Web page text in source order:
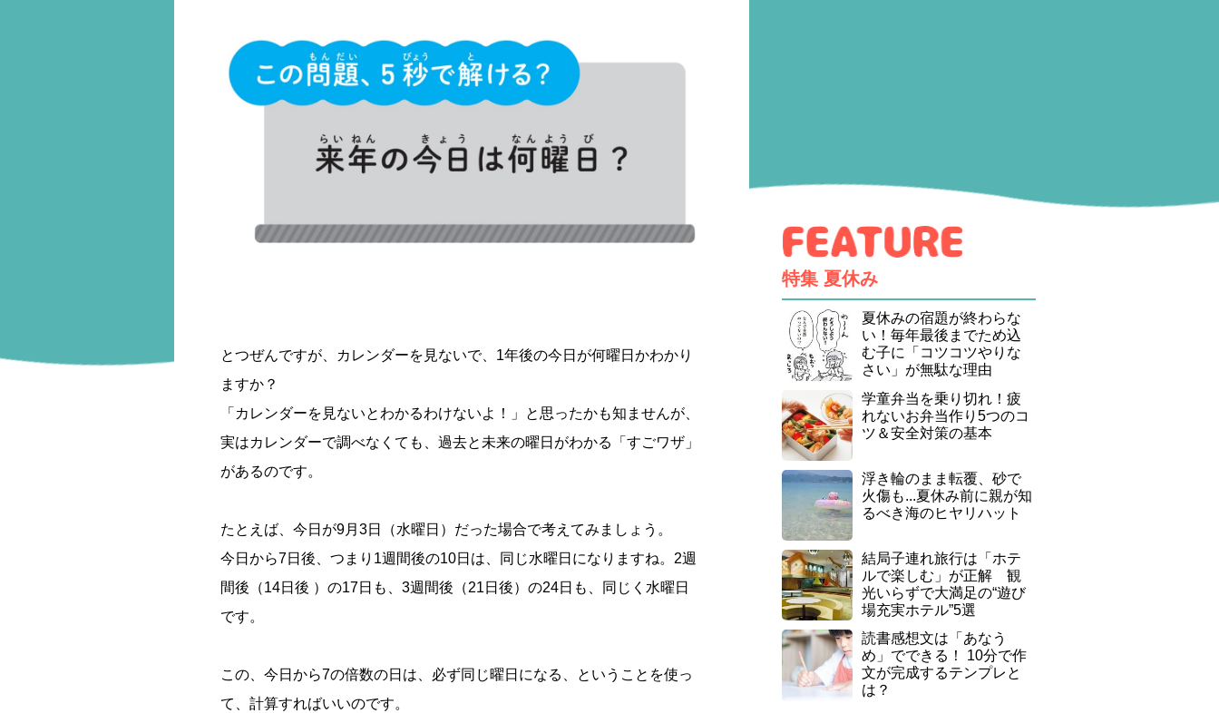
とつぜんですが、カレンダーを見ないで、1年後の今日が何曜日かわかり
ますか？
「カレンダーを見ないとわかるわけないよ！」と思ったかも知ませんが、
実はカレンダーで調べなくても、過去と未来の曜日がわかる「すごワザ」
があるのです。
たとえば、今日が9月3日（水曜日）だった場合で考えてみましょう。
今日から7日後、つまり1週間後の10日は、同じ水曜日になりますね。2週
間後（14日後 ）の17日も、3週間後（21日後）の24日も、同じく水曜日
です。
この、今日から7の倍数の日は、必ず同じ曜日になる、ということを使っ
て、計算すればいいのです。
特集 夏休み
夏休みの宿題が終わらな
い！毎年最後までため込
む子に「コツコツやりな
さい」が無駄な理由
学童弁当を乗り切れ！疲
れないお弁当作り5つのコ
ツ＆安全対策の基本
浮き輪のまま転覆、砂で
火傷も...夏休み前に親が知
るべき海のヒヤリハット
結局子連れ旅行は「ホテ
ルで楽しむ」が正解 観
光いらずで大満足の“遊び
場充実ホテル”5選
読書感想文は「あなう
め」でできる！ 10分で作
文が完成するテンプレと
は？